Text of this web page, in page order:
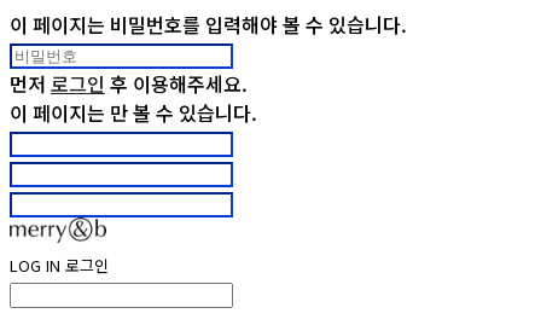
이 페이지는 비밀번호를 입력해야 볼 수 있습니다.
먼저 로그인 후 이용해주세요.
이 페이지는 만 볼 수 있습니다.
LOG IN 로그인